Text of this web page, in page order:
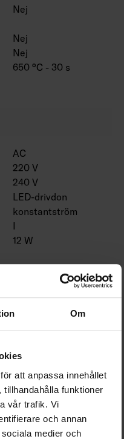
Om
att anpassa innehållet
funktioner
vår trafik. Vi
och annan
medier och
Nej
Nej
Nej
650 °C - 30 s
AC
220 V
240 V
LED-drivdon
konstantström
I
12 W
50 lm/W
50 lm/W
0.9
20 %
20 THD